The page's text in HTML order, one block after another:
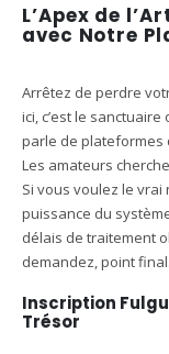
L’Apex de
avec Notre
Arrêtez de perdre
ici, c’est le
parle de plateformes
Les amateurs
Si vous voulez le vrai
puissance du
délais de traitement
demandez, point final.
Inscription
Trésor